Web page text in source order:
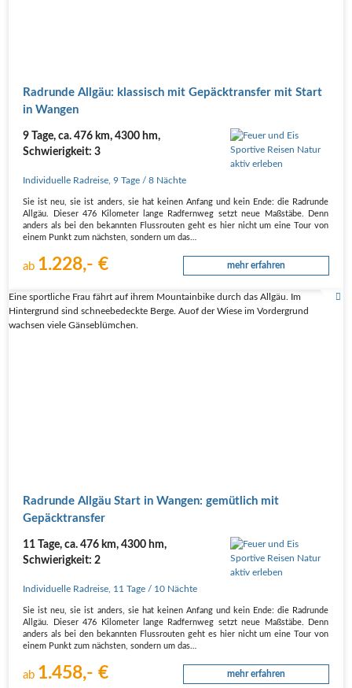
Rad­run­de All­gäu: klas­sisch mit Gepäck­trans­fer mit Start
in Wangen
9 Tage, ca. 476 km, 4300 hm,
Schwierigkeit: 3
Individuelle Radreise,9 Tage/ 8 Nächte
Sie ist neu, sie ist anders, sie hat kei­nen Anfang und kein Ende: die Rad­run­de
All­gäu. Die­ser 476 Kilo­me­ter lan­ge Rad­fern­weg setzt neue Maß­stä­be. Denn
anders als bei den bekann­ten Fluss­rou­ten geht es hier nicht um eine Tour von
einem Punkt zum nächs­ten, son­dern um das…
ab 1.228,- € mehr erfahren
Eine sportliche Frau fährt auf ihrem Mountainbike durch das Allgäu. Im
Hintergrund sind schneebedeckte Berge. Auof der Wiese im Vordergrund
wachsen viele Gänseblümchen.
Rad­run­de All­gäu Start in Wan­gen: gemüt­lich mit
Gepäcktransfer
11 Tage, ca. 476 km, 4300 hm,
Schwierigkeit: 2
Individuelle Radreise 11 Tage / 10 Nächte
Sie ist neu, sie ist anders, sie hat kei­nen Anfang und kein Ende: die Rad­run­de
All­gäu. Die­ser 476 Kilo­me­ter lan­ge Rad­fern­weg setzt neue Maß­stä­be. Denn
anders als bei den bekann­ten Fluss­rou­ten geht es hier nicht um eine Tour von
einem Punkt zum nächs­ten, son­dern um das…
ab 1.458,- € mehr erfahren